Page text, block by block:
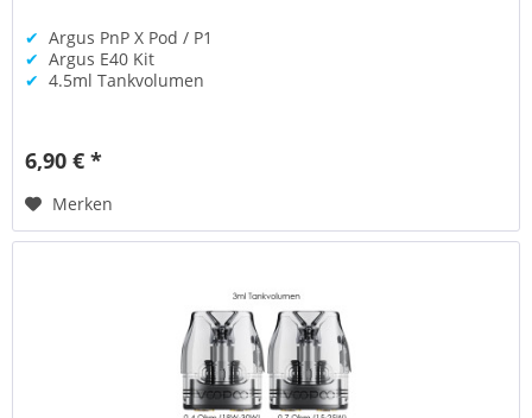
✔ Argus PnP X Pod / P1
✔ Argus E40 Kit
✔ 4.5ml Tankvolumen
6,90 € *
Merken